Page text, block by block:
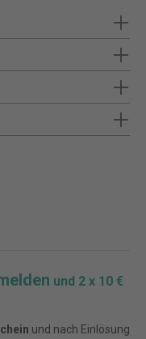
und 2 x 10 €
und nach Einlösung